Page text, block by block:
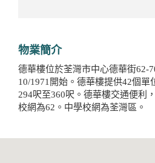
物業簡介
德華樓位於荃灣市中心德華街62-
10/1971開始。德華樓提供42個單
294呎至360呎。德華樓交通便利
校網為62。中學校網為荃灣區。